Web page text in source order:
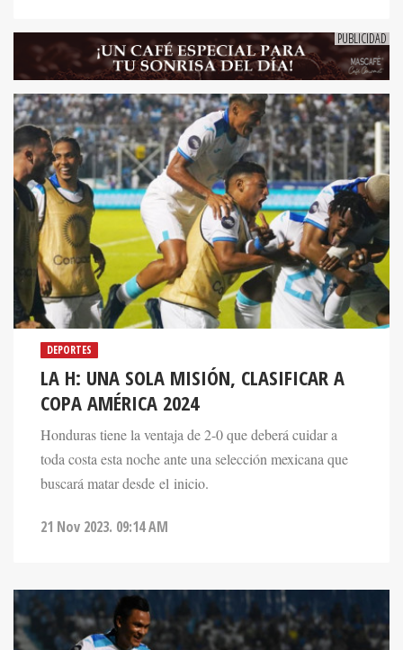
DEPORTES
LA H: UNA SOLA MISIÓN, CLASIFICAR A
COPA AMÉRICA 2024
Honduras tiene la ventaja de 2-0 que deberá cuidar a
toda costa esta noche ante una selección mexicana que
buscará matar desde el inicio.